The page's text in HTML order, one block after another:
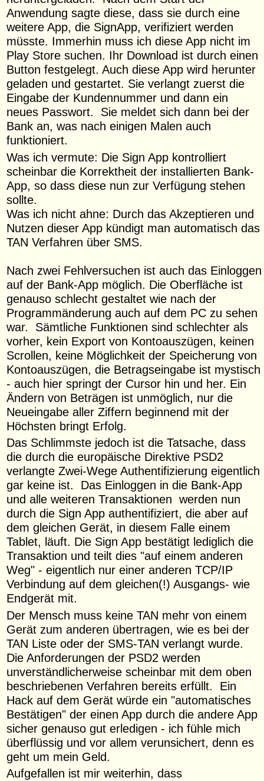
Anwendung sagte diese, dass sie durch eine
weitere App, die SignApp, verifiziert werden
müsste. Immerhin muss ich diese App nicht im
Play Store suchen. Ihr Download ist durch einen
Button festgelegt. Auch diese App wird herunter
geladen und gestartet. Sie verlangt zuerst die
Eingabe der Kundennummer und dann ein
neues Passwort. Sie meldet sich dann bei der
Bank an, was nach einigen Malen auch
funktioniert.
Was ich vermute: Die Sign App kontrolliert
scheinbar die Korrektheit der installierten Bank-
App, so dass diese nun zur Verfügung stehen
sollte.
Was ich nicht ahne: Durch das Akzeptieren und
Nutzen dieser App kündigt man automatisch das
TAN Verfahren über SMS.
Nach zwei Fehlversuchen ist auch das Einloggen
auf der Bank-App möglich. Die Oberfläche ist
genauso schlecht gestaltet wie nach der
Programmänderung auch auf dem PC zu sehen
war. Sämtliche Funktionen sind schlechter als
vorher, kein Export von Kontoauszügen, keinen
Scrollen, keine Möglichkeit der Speicherung von
Kontoauszügen, die Betragseingabe ist mystisch
- auch hier springt der Cursor hin und her. Ein
Ändern von Beträgen ist unmöglich, nur die
Neueingabe aller Ziffern beginnend mit der
Höchsten bringt Erfolg.
Das Schlimmste jedoch ist die Tatsache, dass
die durch die europäische Direktive PSD2
verlangte Zwei-Wege Authentifizierung eigentlich
gar keine ist. Das Einloggen in die Bank-App
und alle weiteren Transaktionen werden nun
durch die Sign App authentifiziert, die aber auf
dem gleichen Gerät, in diesem Falle einem
Tablet, läuft. Die Sign App bestätigt lediglich die
Transaktion und teilt dies "auf einem anderen
Weg" - eigentlich nur einer anderen TCP/IP
Verbindung auf dem gleichen(!) Ausgangs- wie
Endgerät mit.
Der Mensch muss keine TAN mehr von einem
Gerät zum anderen übertragen, wie es bei der
TAN Liste oder der SMS-TAN verlangt wurde.
Die Anforderungen der PSD2 werden
unverständlicherweise scheinbar mit dem oben
beschriebenen Verfahren bereits erfüllt. Ein
Hack auf dem Gerät würde ein "automatisches
Bestätigen" der einen App durch die andere App
sicher genauso gut erledigen - ich fühle mich
überflüssig und vor allem verunsichert, denn es
geht um mein Geld.
Aufgefallen ist mir weiterhin, dass